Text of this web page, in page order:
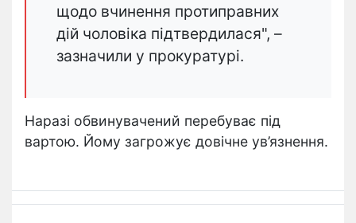
щодо вчинення протиправних
дій чоловіка підтвердилася", –
зазначили у прокуратурі.
Наразі обвинувачений перебуває під
вартою. Йому загрожує довічне ув’язнення.